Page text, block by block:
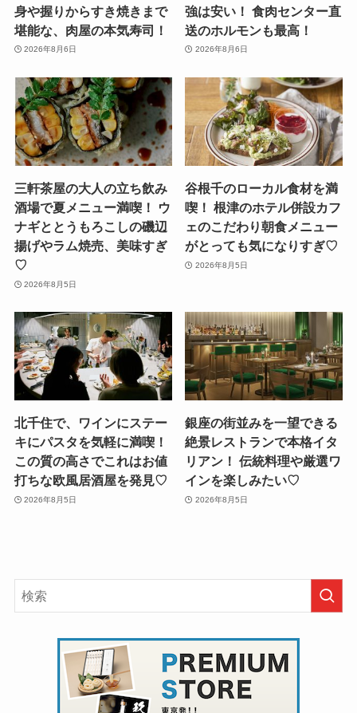
身や握りからすき焼きまで
堪能な、肉屋の本気寿司！
2026年8月6日
強は安い！ 食肉センター直
送のホルモンも最高！
2026年8月6日
三軒茶屋の大人の立ち飲み
酒場で夏メニュー満喫！ ウ
ナギととうもろこしの磯辺
揚げやラム焼売、美味すぎ
♡
2026年8月5日
谷根千のローカル食材を満
喫！ 根津のホテル併設カフ
ェのこだわり朝食メニュー
がとっても気になりすぎ♡
2026年8月5日
北千住で、ワインにステー
キにパスタを気軽に満喫！
この質の高さでこれはお値
打ちな欧風居酒屋を発見♡
2026年8月5日
銀座の街並みを一望できる
絶景レストランで本格イタ
リアン！ 伝統料理や厳選ワ
インを楽しみたい♡
2026年8月5日